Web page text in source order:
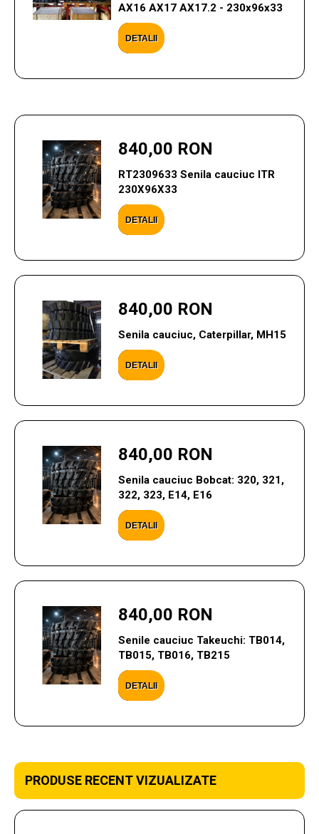
AX16 AX17 AX17.2 - 230x96x33
DETALII
840,00 RON
RT2309633 Senila cauciuc ITR
230X96X33
DETALII
840,00 RON
Senila cauciuc, Caterpillar, MH15
DETALII
840,00 RON
Senila cauciuc Bobcat: 320, 321,
322, 323, E14, E16
DETALII
840,00 RON
Senile cauciuc Takeuchi: TB014,
TB015, TB016, TB215
DETALII
PRODUSE RECENT VIZUALIZATE